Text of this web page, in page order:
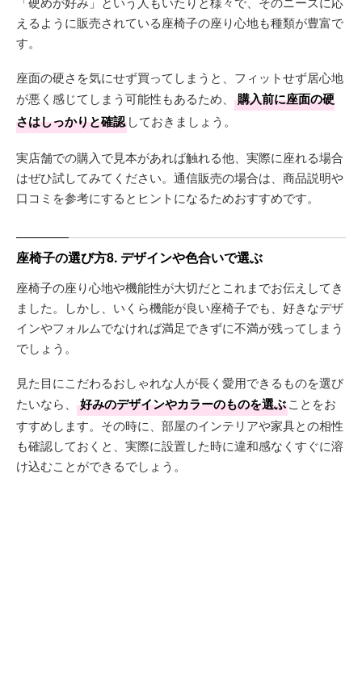
えるように販売されている座椅子の座り心地も種類が豊富で
す。
座面の硬さを気にせず買ってしまうと、フィットせず居心地
が悪く感じてしまう可能性もあるため、
購入前に座面の硬
さはしっかりと確認 しておきましょう。
実店舗での購入で見本があれば触れる他、実際に座れる場合
はぜひ試してみてください。通信販売の場合は、商品説明や
口コミを参考にするとヒントになるためおすすめです。
座椅子の選び方8. デザインや色合いで選ぶ
座椅子の座り心地や機能性が大切だとこれまでお伝えしてき
ました。しかし、いくら機能が良い座椅子でも、好きなデザ
インやフォルムでなければ満足できずに不満が残ってしまう
でしょう。
見た目にこだわるおしゃれな人が長く愛用できるものを選び
たいなら、
好みのデザインやカラーのものを選ぶことをお
すすめします。その時に、部屋のインテリアや家具との相性
も確認しておくと、実際に設置した時に違和感なくすぐに溶
け込むことができるでしょう。